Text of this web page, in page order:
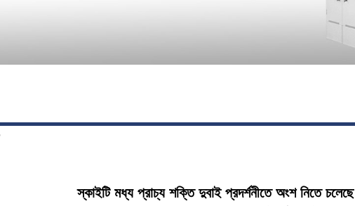
স্কাইটি মধ্য প্রাচ্য শক্তি দুবাই প্রদর্শনীতে অংশ নিতে চলেছে